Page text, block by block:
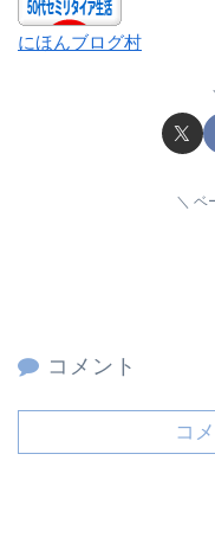
にほんブログ村
ベ
コメント
コ